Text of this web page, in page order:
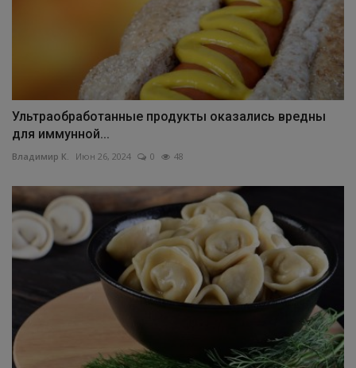
Ультраобработанные продукты оказались вредны
для иммунной...
Владимир К. Июн 26, 2024 0 48